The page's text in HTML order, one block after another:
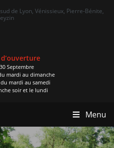
de Lyon, Vénissieux, Pierre-Bénite,
Septembre
mardi au dimanche
mardi au samedi
soir et le lundi
Menu